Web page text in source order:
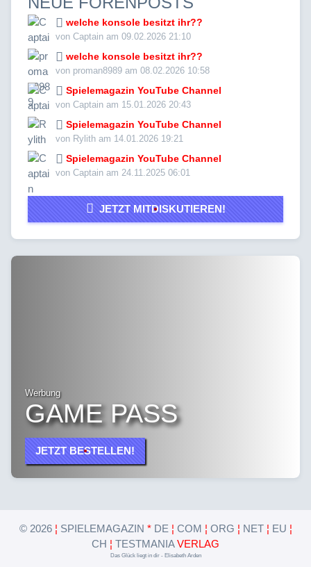
welche konsole besitzt ihr??
von Captain am 09.02.2026 21:10
welche konsole besitzt ihr??
von proman8989 am 08.02.2026 10:58
Spielemagazin YouTube Channel
von Captain am 15.01.2026 20:43
Spielemagazin YouTube Channel
von Rylith am 14.01.2026 19:21
Spielemagazin YouTube Channel
von Captain am 24.11.2025 06:01
JETZT MITDISKUTIEREN!
Werbung
GAME PASS
JETZT BESTELLEN!
© 2026 ¦ SPIELEMAGAZIN * DE ¦ COM ¦ ORG ¦ NET ¦ EU ¦
CH ¦ TESTMANIAVERLAG
Das Glück liegt in dir - Elisabeth Arden